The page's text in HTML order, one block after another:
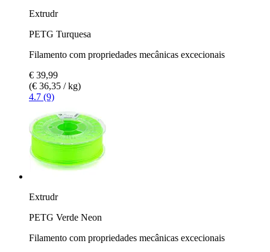
Extrudr
PETG Turquesa
Filamento com propriedades mecânicas excecionais
€ 39,99
(€ 36,35 / kg)
4.7 (9)
Extrudr
PETG Verde Neon
Filamento com propriedades mecânicas excecionais